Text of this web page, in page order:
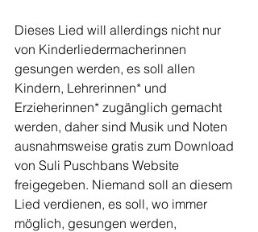
Dieses Lied will allerdings nicht nur
von Kinderliedermacherinnen
gesungen werden, es soll allen
Kindern, Lehrerinnen* und
Erzieherinnen* zugänglich gemacht
werden, daher sind Musik und Noten
ausnahmsweise gratis zum Download
von Suli Puschbans Website
freigegeben. Niemand soll an diesem
Lied verdienen, es soll, wo immer
möglich, gesungen werden,